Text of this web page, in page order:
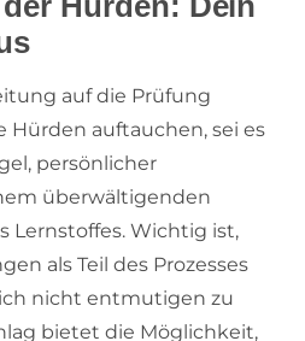
auf die Prüfung
Hürden auftauchen, sei es
persönlicher
überwältigenden
Lernstoffes. Wichtig ist,
als Teil des Prozesses
nicht entmutigen zu
bietet die Möglichkeit,